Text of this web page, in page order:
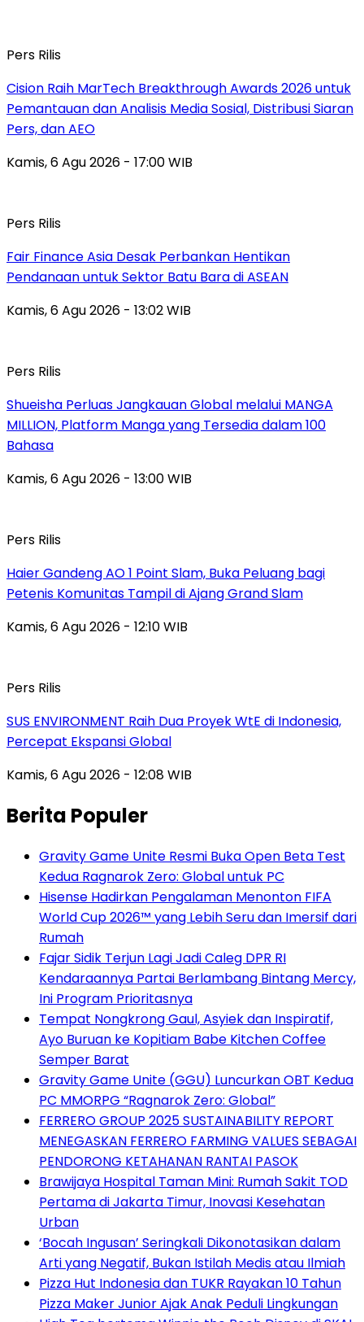
Pers Rilis
Cision Raih MarTech Breakthrough Awards 2026 untuk
Pemantauan dan Analisis Media Sosial, Distribusi Siaran
Pers, dan AEO
Kamis, 6 Agu 2026 - 17:00 WIB
Pers Rilis
Fair Finance Asia Desak Perbankan Hentikan
Pendanaan untuk Sektor Batu Bara di ASEAN
Kamis, 6 Agu 2026 - 13:02 WIB
Pers Rilis
Shueisha Perluas Jangkauan Global melalui MANGA
MILLION, Platform Manga yang Tersedia dalam 100
Bahasa
Kamis, 6 Agu 2026 - 13:00 WIB
Pers Rilis
Haier Gandeng AO 1 Point Slam, Buka Peluang bagi
Petenis Komunitas Tampil di Ajang Grand Slam
Kamis, 6 Agu 2026 - 12:10 WIB
Pers Rilis
SUS ENVIRONMENT Raih Dua Proyek WtE di Indonesia,
Percepat Ekspansi Global
Kamis, 6 Agu 2026 - 12:08 WIB
Berita Populer
Gravity Game Unite Resmi Buka Open Beta Test
Kedua Ragnarok Zero: Global untuk PC
Hisense Hadirkan Pengalaman Menonton FIFA
World Cup 2026™ yang Lebih Seru dan Imersif dari
Rumah
Fajar Sidik Terjun Lagi Jadi Caleg DPR RI
Kendaraannya Partai Berlambang Bintang Mercy,
Ini Program Prioritasnya
Tempat Nongkrong Gaul, Asyiek dan Inspiratif,
Ayo Buruan ke Kopitiam Babe Kitchen Coffee
Semper Barat
Gravity Game Unite (GGU) Luncurkan OBT Kedua
PC MMORPG “Ragnarok Zero: Global”
FERRERO GROUP 2025 SUSTAINABILITY REPORT
MENEGASKAN FERRERO FARMING VALUES SEBAGAI
PENDORONG KETAHANAN RANTAI PASOK
Brawijaya Hospital Taman Mini: Rumah Sakit TOD
Pertama di Jakarta Timur, Inovasi Kesehatan
Urban
‘Bocah Ingusan’ Seringkali Dikonotasikan dalam
Arti yang Negatif, Bukan Istilah Medis atau Ilmiah
Pizza Hut Indonesia dan TUKR Rayakan 10 Tahun
Pizza Maker Junior Ajak Anak Peduli Lingkungan